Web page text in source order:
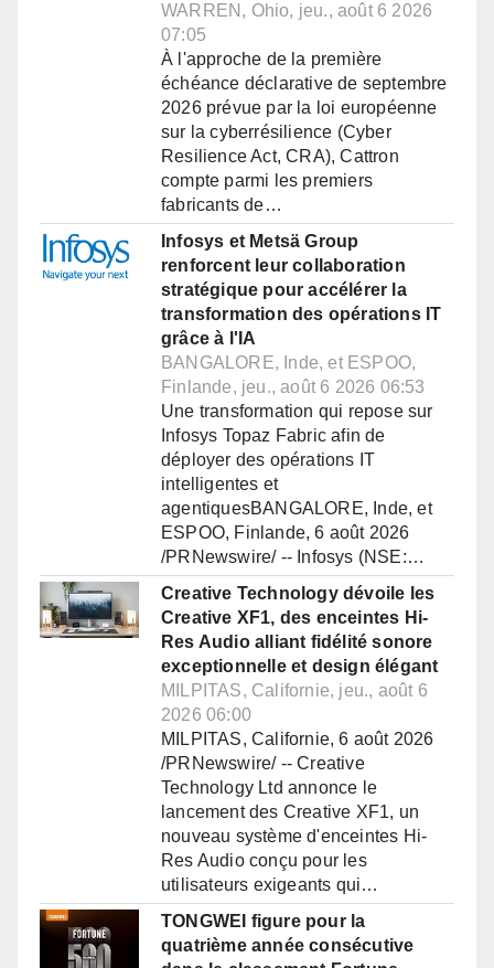
WARREN, Ohio, jeu., août 6 2026
07:05
À l'approche de la première
échéance déclarative de septembre
2026 prévue par la loi européenne
sur la cyberrésilience (Cyber
Resilience Act, CRA), Cattron
compte parmi les premiers
fabricants de…
Infosys et Metsä Group
renforcent leur collaboration
stratégique pour accélérer la
transformation des opérations IT
grâce à l'IA
BANGALORE, Inde, et ESPOO,
Finlande, jeu., août 6 2026 06:53
Une transformation qui repose sur
Infosys Topaz Fabric afin de
déployer des opérations IT
intelligentes et
agentiquesBANGALORE, Inde, et
ESPOO, Finlande, 6 août 2026
/PRNewswire/ -- Infosys (NSE:…
Creative Technology dévoile les
Creative XF1, des enceintes Hi-
Res Audio alliant fidélité sonore
exceptionnelle et design élégant
MILPITAS, Californie, jeu., août 6
2026 06:00
MILPITAS, Californie, 6 août 2026
/PRNewswire/ -- Creative
Technology Ltd annonce le
lancement des Creative XF1, un
nouveau système d'enceintes Hi-
Res Audio conçu pour les
utilisateurs exigeants qui…
TONGWEI figure pour la
quatrième année consécutive